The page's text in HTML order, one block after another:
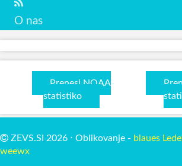
O nas
Prenesi NOAA
statistiko
ZEVS.SI 2026 ⋅ Oblikovanje - blaues
weewx